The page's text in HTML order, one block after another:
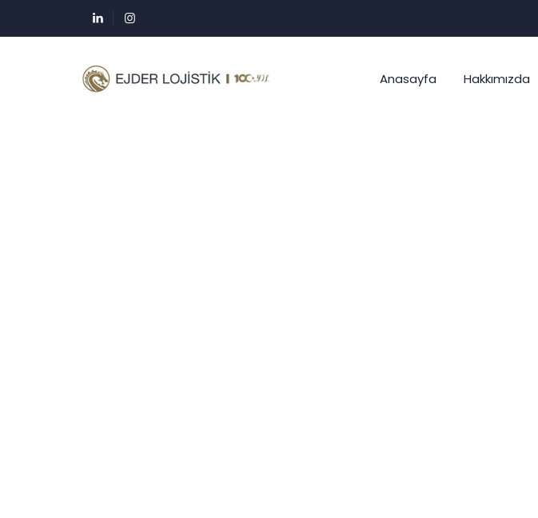
Anasayfa Hakkımızda